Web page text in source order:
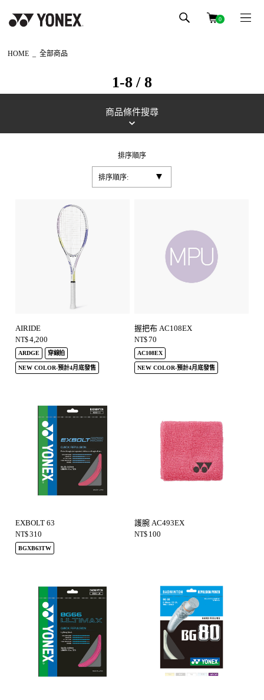
0
HOME 全部商品
1-8 / 8
商品條件搜尋
排序順序
排序順序:
AIRIDE
NT$4,200
ARDGE 穿線拍
NEW COLOR-預計4月底發售
握把布 AC108EX
NT$70
AC108EX
NEW COLOR-預計4月底發售
EXBOLT 63
NT$310
BGXB63TW
護腕 AC493EX
NT$ 100